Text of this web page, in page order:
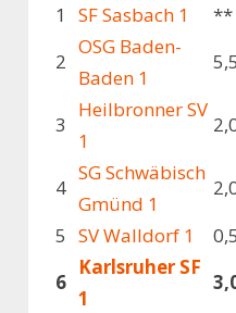
1
SF Sasbach 1 **
2
OSG Baden-
Baden 1
5,5
3
Heilbronner SV
1
4
SG Schwäbisch
Gmünd 1
5 SV Walldorf 1 0,5
6
Karlsruher SF
1